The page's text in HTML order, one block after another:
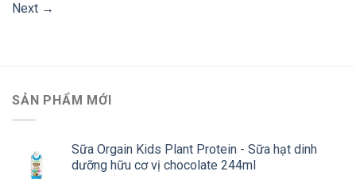
Next →
SẢN PHẨM MỚI
Sữa Orgain Kids Plant Protein - Sữa hạt dinh
dưỡng hữu cơ vị chocolate 244ml